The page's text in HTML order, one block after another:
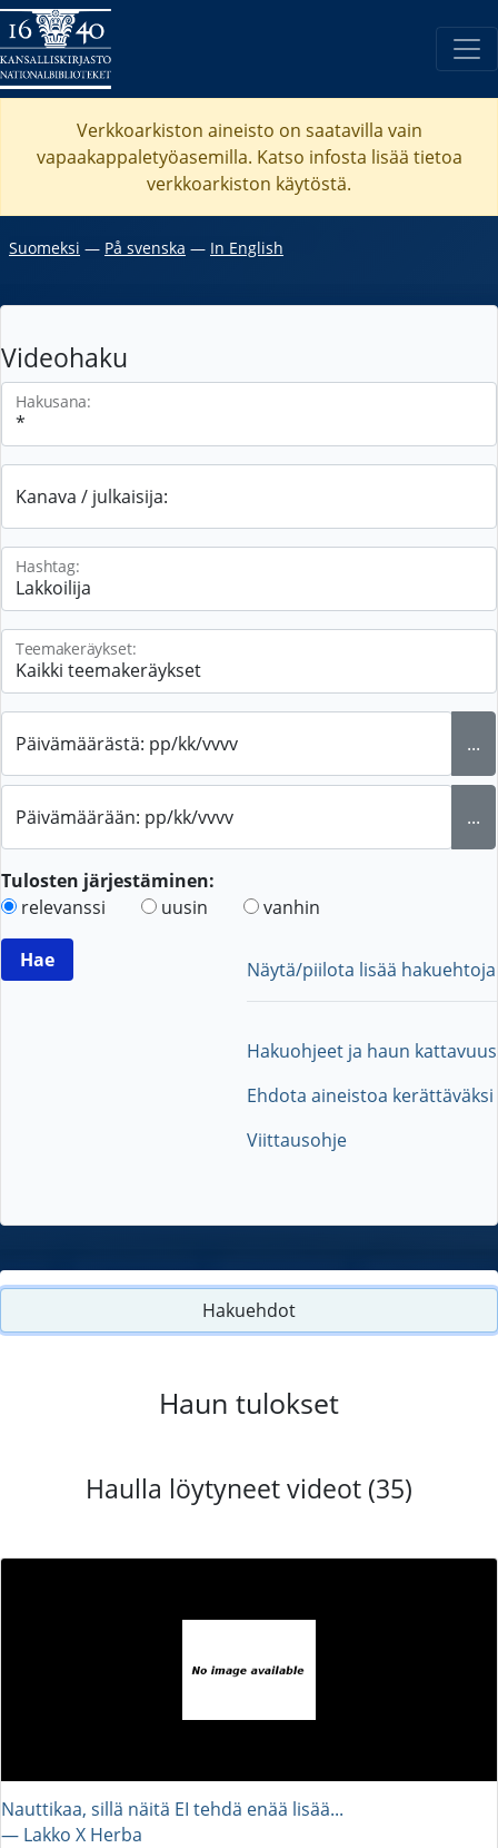
Verkkoarkiston aineisto on saatavilla vain
vapaakappaletyöasemilla. Katso infosta lisää tietoa
verkkoarkiston käytöstä.
Suomeksi ― På svenska ― In English
Videohaku
Hakusana:
Kanava / julkaisija:
Hashtag:
Teemakeräykset:
Päivämäärästä: pp/kk/vvvv ...
Päivämäärään: pp/kk/vvvv ...
Tulosten järjestäminen:
relevanssi
uusin vanhin
Näytä/piilota lisää hakuehtoja
Hakuohjeet ja haun kattavuus
Ehdota aineistoa kerättäväksi
Viittausohje
Hakuehdot
Haun tulokset
Haulla löytyneet videot (35)
Nauttikaa, sillä näitä EI tehdä enää lisää...
― Lakko X Herba